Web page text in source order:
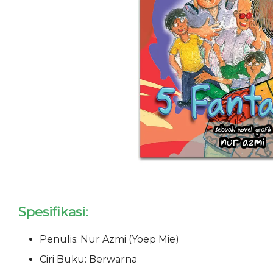
Spesifikasi:
Penulis: Nur Azmi (Yoep Mie)
Ciri Buku: Berwarna